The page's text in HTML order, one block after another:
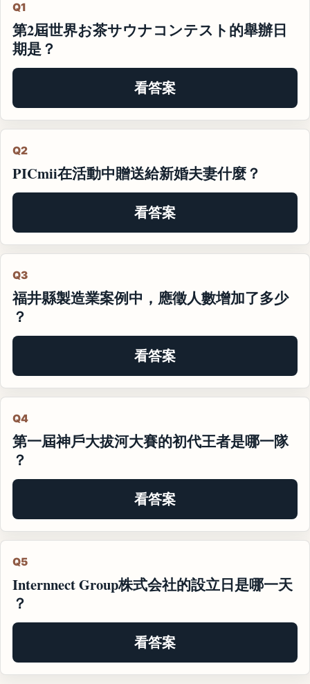
Q1
第2屆世界お茶サウナコンテスト的舉辦日
期是？
看答案
Q2
PICmii在活動中贈送給新婚夫妻什麼？
看答案
Q3
福井縣製造業案例中，應徵人數增加了多少
？
看答案
Q4
第一屆神戶大拔河大賽的初代王者是哪一隊
？
看答案
Q5
Internnect Group株式会社的設立日是哪一天
？
看答案